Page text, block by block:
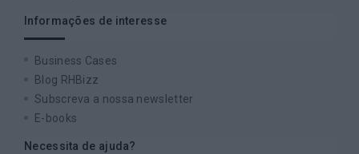
Informações de interesse
Business Cases
Blog RHBizz
Subscreva a nossa newsletter
E-books
Necessita de ajuda?